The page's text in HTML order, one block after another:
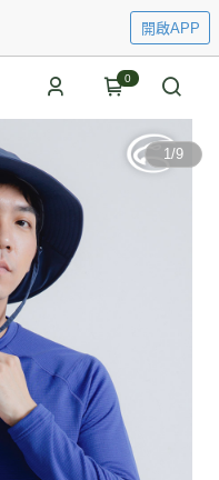
開啟APP
0
1/9